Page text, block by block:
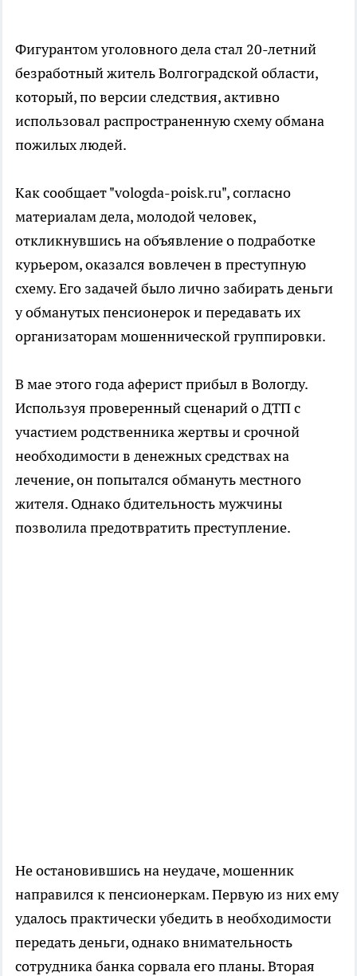
Фигурантом уголовного дела стал 20-летний
безработный житель Волгоградской области,
который, по версии следствия, активно
использовал распространенную схему обмана
пожилых людей.
Как сообщает "vologda-poisk.ru", согласно
материалам дела, молодой человек,
откликнувшись на объявление о подработке
курьером, оказался вовлечен в преступную
схему. Его задачей было лично забирать деньги
у обманутых пенсионерок и передавать их
организаторам мошеннической группировки.
В мае этого года аферист прибыл в Вологду.
Используя проверенный сценарий о ДТП с
участием родственника жертвы и срочной
необходимости в денежных средствах на
лечение, он попытался обмануть местного
жителя. Однако бдительность мужчины
позволила предотвратить преступление.
Не остановившись на неудаче, мошенник
направился к пенсионеркам. Первую из них ему
удалось практически убедить в необходимости
передать деньги, однако внимательность
сотрудника банка сорвала его планы. Вторая